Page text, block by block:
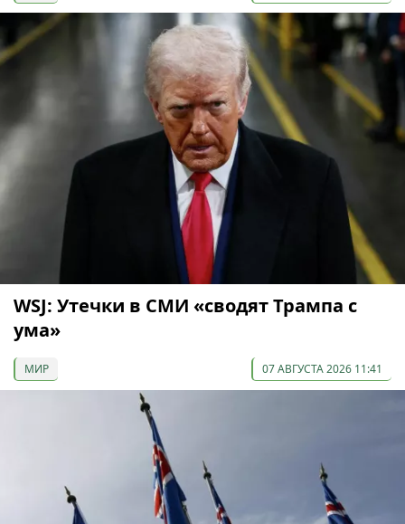
WSJ: Утечки в СМИ «сводят Трампа с
ума»
МИР 07 АВГУСТА 2026 11:41